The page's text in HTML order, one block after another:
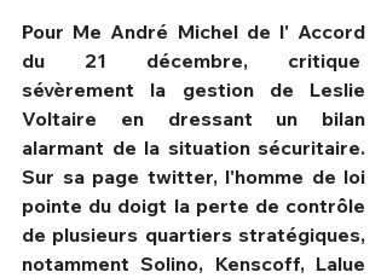
Pour Me André Michel de l' Accord
du 21 décembre, critique
sévèrement la gestion de Leslie
Voltaire en dressant un bilan
alarmant de la situation sécuritaire.
Sur sa page twitter, l'homme de loi
pointe du doigt la perte de contrôle
de plusieurs quartiers stratégiques,
notamment Solino, Kenscoff, Lalue